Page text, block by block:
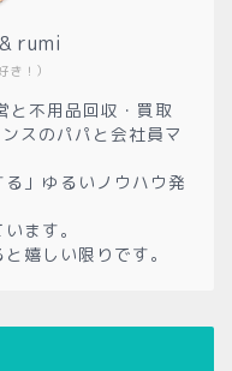
き！）
rumi
と不用品回収・買取
スのパパと会社員マ
」ゆるいノウハウ発
ます。
嬉しい限りです。